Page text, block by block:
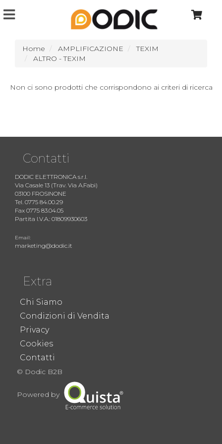
Home AMPLIFICAZIONE
TEXIM
ALTRO - TEXIM
Non ci sono prodotti che corrispondono ai criteri di ricerca
Contatti
DODIC ELETTRONICA s.r.l.
Via Casale 13 (Trav. Via A.Fabi)
03100 FROSINONE
Tel. 0775 84.00.29
Fax 0775 83.04.05
Partita I.V.A.: 01809930603
Email:
marketing@dodic.it
Extra
Chi Siamo
Condizioni di Vendita
Privacy
Cookies
Contatti
© Dodic B2B
Powered by